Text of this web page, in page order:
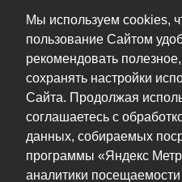
Мы используем cookies,
пользование Сайтом
рекомендовать
сохранять настройки
Сайта. Продолжая
соглашаетесь с
данных, собираемых
программы «Яндекс
аналитики посещаемости
очень времяемко. Просьба.
может я что то не так
вы рассмотреть
панели, а то даже когда
2 монитора вширь
не изменяется, только фотки
отображение боковых
центральном окне. Спасибо
Андрейответили на это